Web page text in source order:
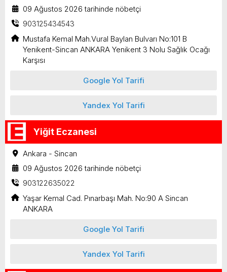
09 Ağustos 2026 tarihinde nöbetçi
903125434543
Mustafa Kemal Mah.Vural Baylan Bulvarı No:101 B
Yenikent-Sincan ANKARA Yenikent 3 Nolu Sağlık Ocağı
Karşısı
Google Yol Tarifi
Yandex Yol Tarifi
Yiğit Eczanesi
Ankara - Sincan
09 Ağustos 2026 tarihinde nöbetçi
903122635022
Yaşar Kemal Cad. Pınarbaşı Mah. No:90 A Sincan
ANKARA
Google Yol Tarifi
Yandex Yol Tarifi